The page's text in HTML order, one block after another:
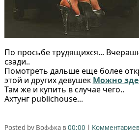
По просьбе трудящихся...
сзади..
Помотреть дальше еще более
этой и других девушек Можно
Там же и купить в случае чего..
Ахтунг publichouse...
Posted by Воффка в 00:00 | Комментариев